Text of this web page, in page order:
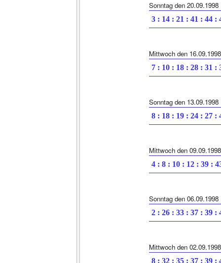
Sonntag den 20.09.1998
3 : 14 : 21 : 41 : 44 :
Mittwoch den 16.09.1998
7 : 10 : 18 : 28 : 31 :
Sonntag den 13.09.1998
8 : 18 : 19 : 24 : 27 :
Mittwoch den 09.09.1998
4 : 8 : 10 : 12 : 39 :
Sonntag den 06.09.1998
2 : 26 : 33 : 37 : 39 :
Mittwoch den 02.09.1998
8 : 32 : 35 : 37 : 39 :